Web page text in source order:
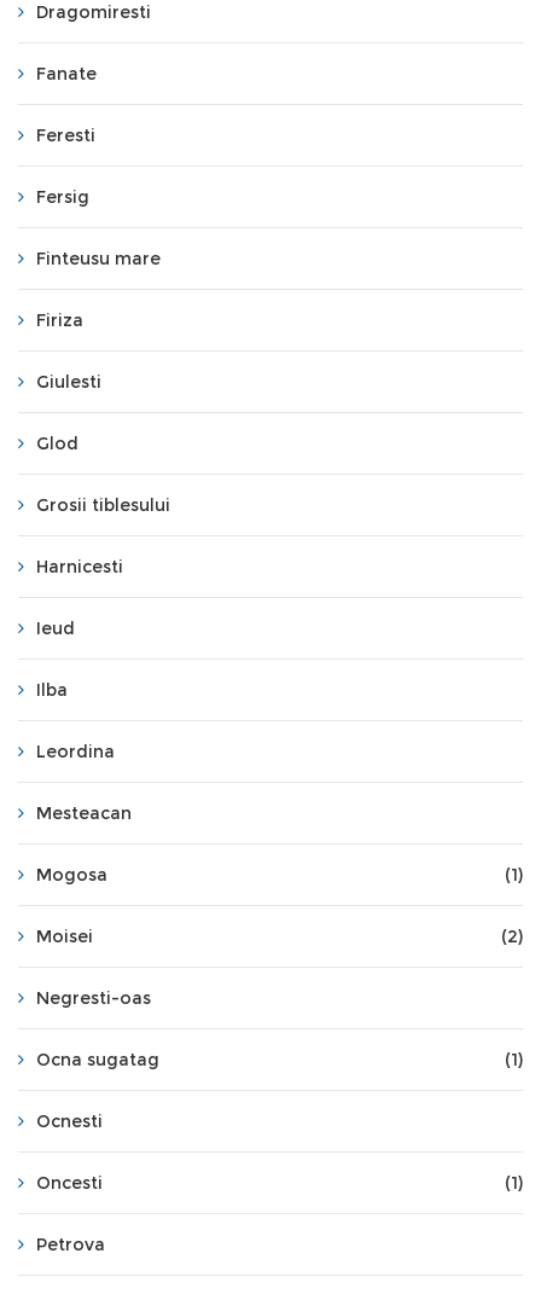
Dragomiresti
Fanate
Feresti
Fersig
Finteusu mare
Firiza
Giulesti
Glod
Grosii tiblesului
Harnicesti
Ieud
Ilba
Leordina
Mesteacan
Mogosa (1)
Moisei (2)
Negresti-oas
Ocna sugatag (1)
Ocnesti
Oncesti (1)
Petrova